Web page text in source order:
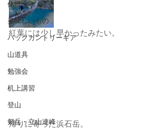
休日
美味しいもの
バックカントリーギア
山道具
勉強会
机上講習
登山
剱岳・立山連峰
紅葉には少し早かったみたい。
帰りに寄った浜石岳。